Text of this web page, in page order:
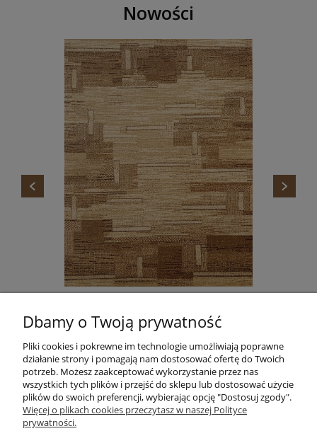
Nowości
665,00 zł
Informacje
Dbamy o Twoją prywatność
Pliki cookies i pokrewne im technologie umożliwiają poprawne
działanie strony i pomagają nam dostosować ofertę do Twoich
potrzeb. Możesz zaakceptować wykorzystanie przez nas
wszystkich tych plików i przejść do sklepu lub dostosować użycie
plików do swoich preferencji, wybierając opcję "Dostosuj zgody".
Więcej o plikach cookies przeczytasz w naszej Polityce
prywatności.